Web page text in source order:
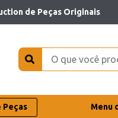
de Peças Originais
Peças Menu